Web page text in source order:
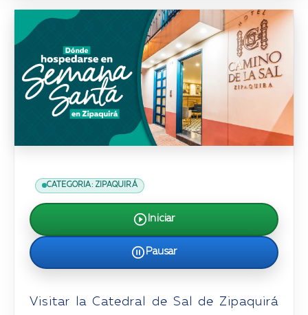
CATEGORIA: ZIPAQUIRÁ
Iniciar
Pausar
Visitar la Catedral de Sal de Zipaquirá